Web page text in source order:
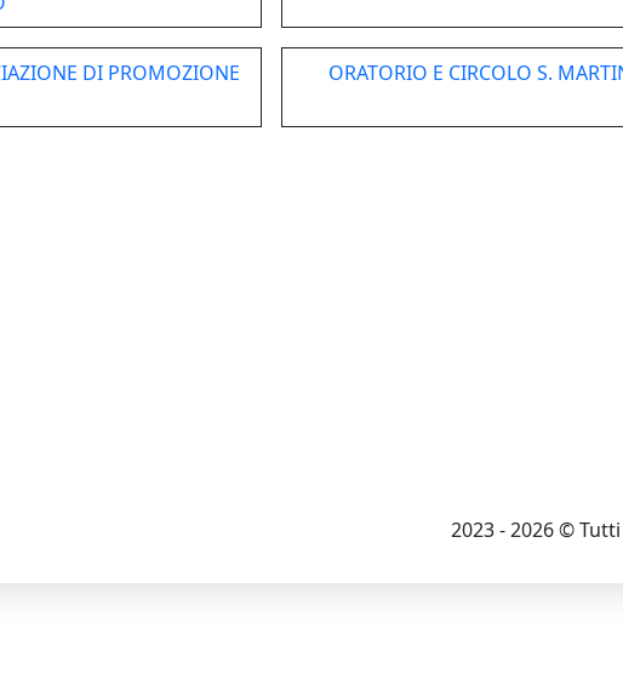
DI PROMOZIONE ORATORIO E CIRCOLO S.
2023 - 2026 ©